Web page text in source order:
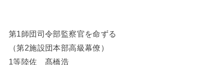
第1師団司令部監察官を命ずる
（第2施設団本部高級幕僚）
1等陸佐 髙橋浩